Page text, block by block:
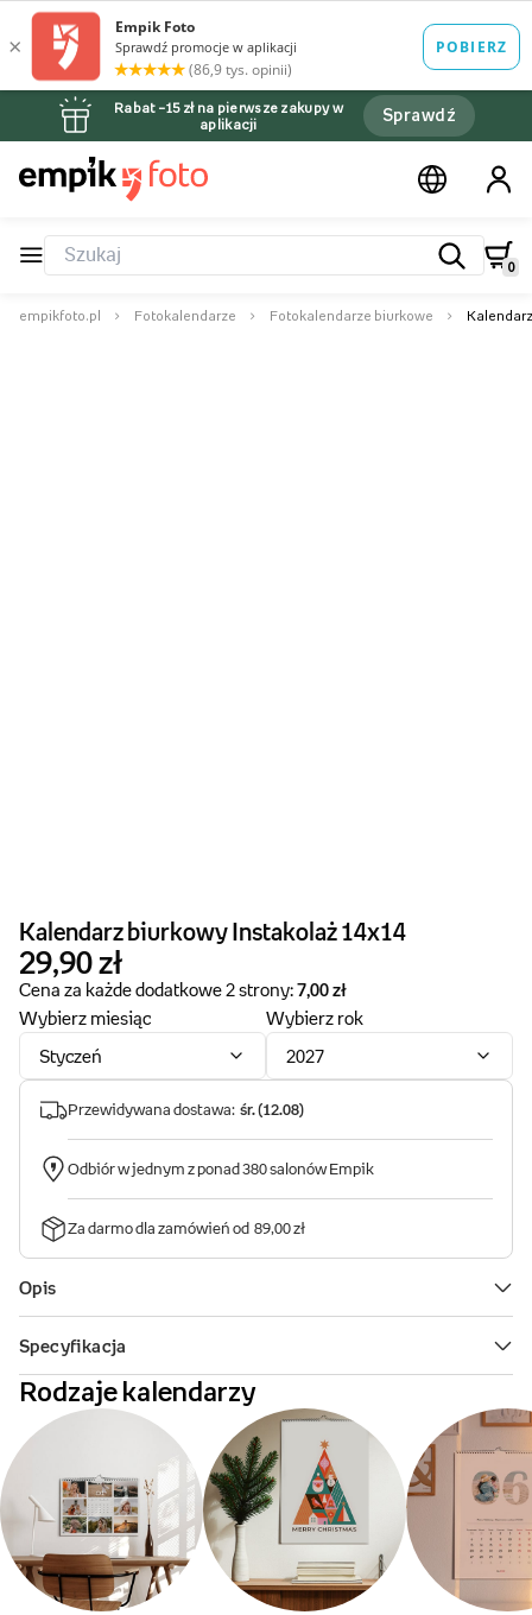
Rabat –15 zł na pierwsze zakupy w
aplikacji
Sprawdź
0
empikfoto.pl Fotokalendarze Fotokalendarze biurkowe
Rodzaje kalendarzy